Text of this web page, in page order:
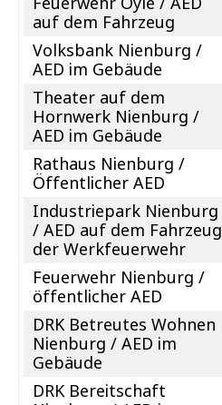
auf dem Fahrzeug
Volksbank Nienburg /
AED im Gebäude
Theater auf dem
Hornwerk Nienburg /
AED im Gebäude
Rathaus Nienburg /
Öffentlicher AED
Industriepark Nienburg
/ AED auf dem Fahrzeug
der Werkfeuerwehr
Feuerwehr Nienburg /
öffentlicher AED
DRK Betreutes Wohnen
Nienburg / AED im
Gebäude
DRK Bereitschaft